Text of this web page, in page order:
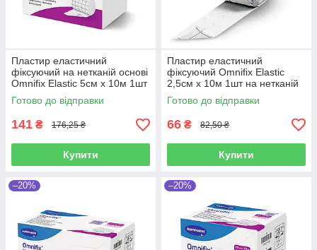
Пластир еластичний
фіксуючий на нетканій основі
Omnifix Elastic 5см х 10м 1шт
Готово до відправки
141 ₴ 176,25 ₴
Купити
Пластир еластичний
фіксуючий Omnifix Elastic
2,5см х 10м 1шт на нетканій
основі
Готово до відправки
66 ₴ 82,50 ₴
Купити
–20% –20%